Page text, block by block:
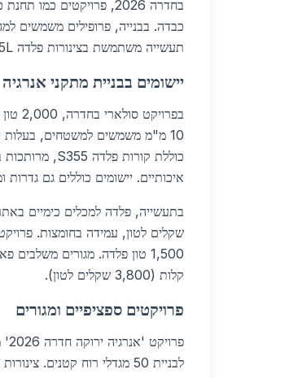
בחדרה 2026, פרויקטים
תעשייה משתמשת בצינורות פלדה API 5L, עמידים ללחץ גבוה.
יישומים בבניית מתקני אנרגיה
כוללת קורות פלדה S355, מרותכות במקום.
איכותיים. יישומים כוללים גם גדרות
שקלים לטון, עמידה בחומצות.
1,500 טון פלדה. מגורים
קלות (3,800 שקלים לטון).
פרויקטים ספציפיים ומגורים
פרויקט 'אנרגיה ירוקה חדרה 2026' משתמש ב-